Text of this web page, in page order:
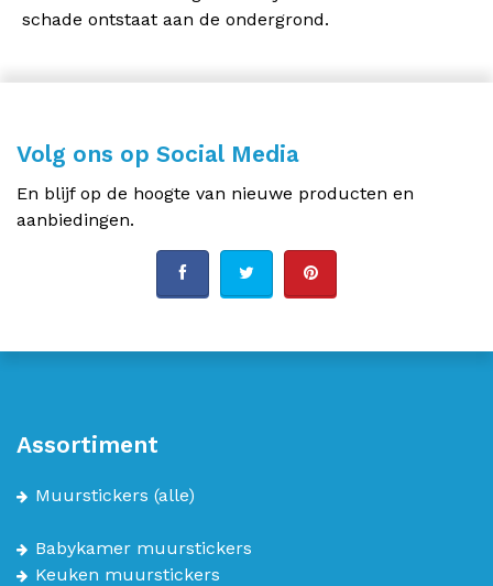
schade ontstaat aan de ondergrond.
Volg ons op Social Media
En blijf op de hoogte van nieuwe producten en
aanbiedingen.
Assortiment
Muurstickers (alle)
Babykamer muurstickers
Keuken muurstickers